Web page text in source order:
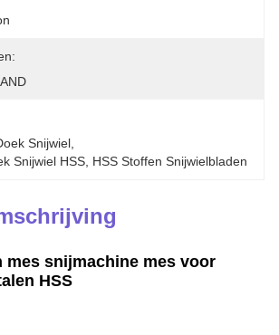
Snijwiel
Snijwiel HSS HSS Stoffen Snijwielbladen
mes snijmachine mes voor
HSS